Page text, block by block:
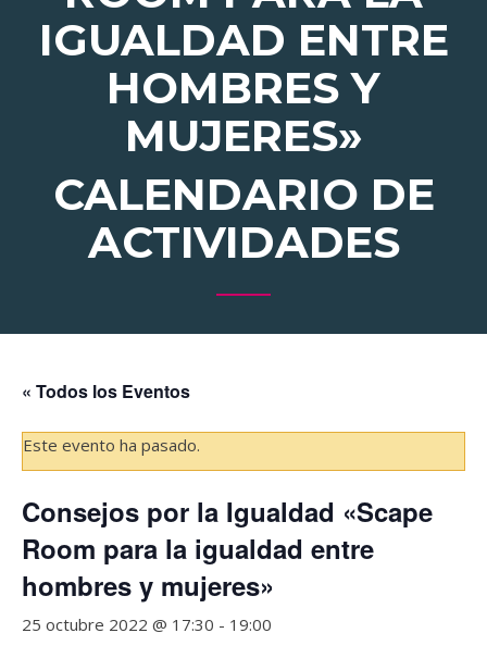
IGUALDAD ENTRE
HOMBRES Y
MUJERES»
CALENDARIO DE
ACTIVIDADES
« Todos los Eventos
Este evento ha pasado.
Consejos por la Igualdad «Scape
Room para la igualdad entre
hombres y mujeres»
25 octubre 2022 @ 17:30 - 19:00